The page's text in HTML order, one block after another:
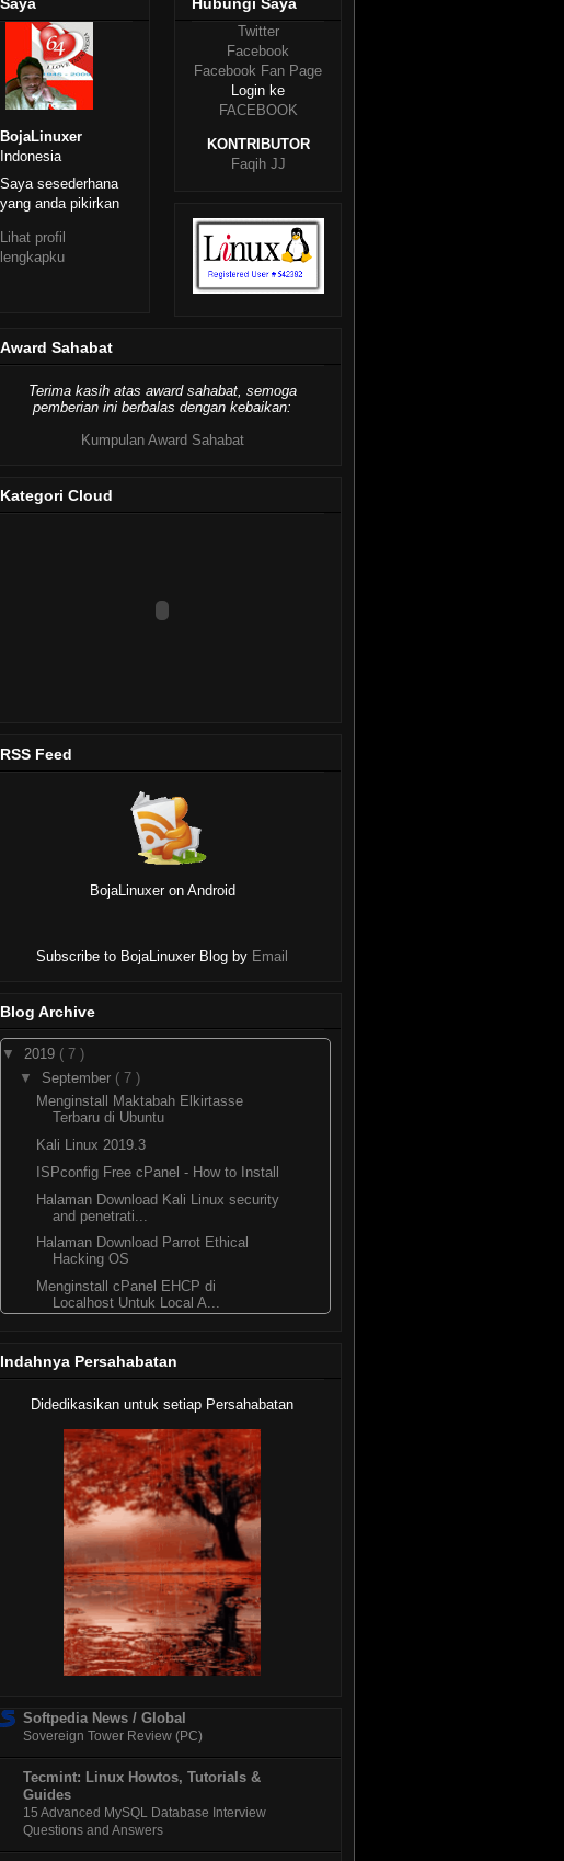
BojaLinuxer
Indonesia
Saya sesederhana
yang anda pikirkan
Lihat profil
lengkapku
Twitter
Facebook
Facebook Fan Page
Login ke
FACEBOOK
KONTRIBUTOR
Faqih JJ
Award Sahabat
Terima kasih atas award sahabat, semoga
pemberian ini berbalas dengan kebaikan:
Kumpulan Award Sahabat
Kategori Cloud
RSS Feed
BojaLinuxer on Android
Subscribe to BojaLinuxer Blog by Email
Blog Archive
▼ 2019 ( 7 )
▼ September ( 7 )
Menginstall Maktabah Elkirtasse
Terbaru di Ubuntu
Kali Linux 2019.3
ISPconfig Free cPanel - How to Install
Halaman Download Kali Linux security
and penetrati...
Halaman Download Parrot Ethical
Hacking OS
Menginstall cPanel EHCP di
Localhost Untuk Local A...
2013( 16 )
( 62 )
( 238 )
( 246 )
( 15 )
Indahnya Persahabatan
Didedikasikan untuk setiap Persahabatan
Softpedia News / Global
Sovereign Tower Review (PC)
Tecmint: Linux Howtos, Tutorials &
Guides
15 Advanced MySQL Database Interview
Questions and Answers